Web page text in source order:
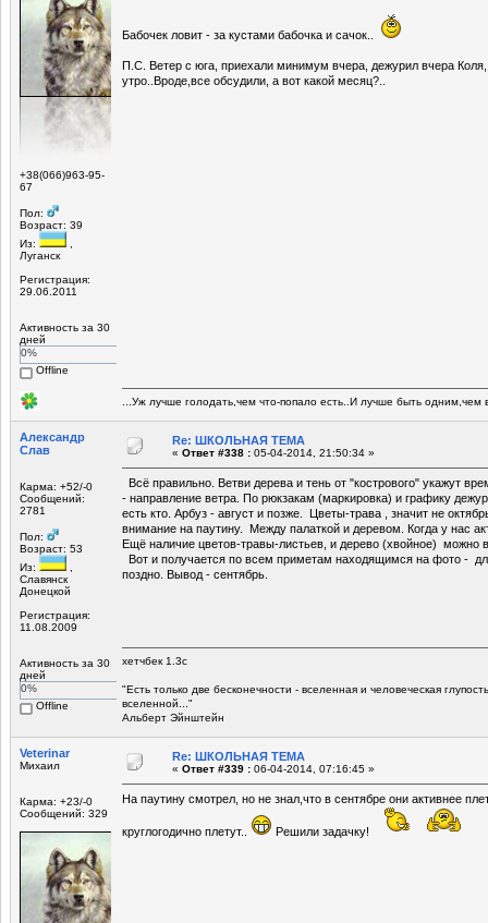
+38(066)963-95-
67
Пол:
Возраст: 39
Из:
Луганск
Регистрация:
29.06.2011
Активность за 30
дней
0%
Offline
Бабочек ловит - за кустами бабочка и сачок..
П.С. Ветер с юга, приехали минимум вчера, дежурил вчера Коля,
утро..Вроде,все обсудили, а вот какой месяц?..
...Уж лучше голодать,чем что-попало есть..И лучше быть одним,чем
Александр
Слав
Карма: +52/-0
Сообщений:
2781
Пол:
Возраст: 53
Из:
Славянск
Донецкой
Регистрация:
11.08.2009
Активность за 30
дней
0%
Offline
Re: ШКОЛЬНАЯ ТЕМА
« Ответ #338 : 05-04-2014, 21:50:34 »
Всё правильно. Ветви дерева и тень от "кострового" укажут
- направление ветра. По рюкзакам (маркировка) и графику
есть кто. Арбуз - август и позже. Цветы-трава , значит не
внимание на паутину. Между палаткой и деревом. Когда у нас
Ещё наличие цветов-травы-листьев, и дерево (хвойное) можно
Вот и получается по всем приметам находящимся на фото -
поздно. Вывод - сентябрь.
хетчбек 1.3с
"Есть только две беcконечности - вселенная и человеческая
вселенной..."
Альберт Эйнштейн
Veterinar
Михаил
Карма: +23/-0
Сообщений: 329
Re: ШКОЛЬНАЯ ТЕМА
« Ответ #339 : 06-04-2014, 07:16:45 »
На паутину смотрел, но не знал,что в сентябре они активнее
круглогодично плетут.. Решили задачку!